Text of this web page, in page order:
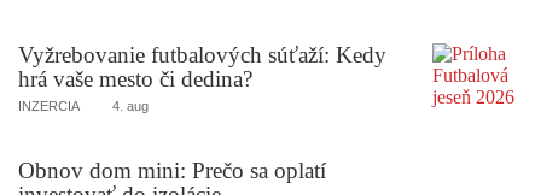
Vyžrebovanie futbalových súťaží: Kedy
hrá vaše mesto či dedina?
INZERCIA 4. aug
Obnov dom mini: Prečo sa oplatí